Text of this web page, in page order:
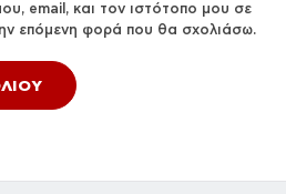
email, και τον ιστότοπο μου σε
επόμενη φορά που θα σχολιάσω.